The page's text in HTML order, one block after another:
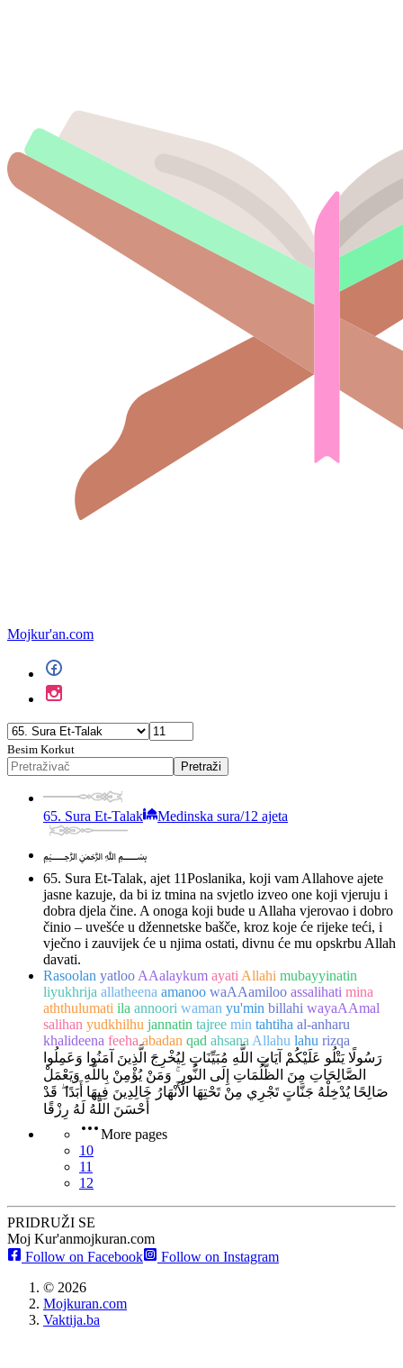
Mojkur'an.com
Besim Korkut
Pretraži
65. Sura Et-Talak Medinska sura/12 ajeta
﷽
65. Sura Et-Talak, ajet 11Poslanika, koji vam Allahove ajete
jasne kazuje, da bi iz tmina na svjetlo izveo one koji vjeruju i
dobra djela čine. A onoga koji bude u Allaha vjerovao i dobro
činio – uvešće u džennetske bašče, kroz koje će rijeke teći, i
vječno i zauvijek će u njima ostati, divnu će mu opskrbu Allah
davati.
Rasoolan yatloo AAalaykum ayati Allahi mubayyinatin
liyukhrija allatheena amanoo waAAamiloo assalihati mina
aththulumati ila annoori waman yu'min billahi wayaAAmal
salihan yudkhilhu jannatin tajree min tahtiha al-anharu
khalideena feeha abadan qad ahsana Allahu lahu rizqa
رَسُولًا يَتْلُو عَلَيْكُمْ آيَاتِ اللَّهِ مُبَيِّنَاتٍ لِيُخْرِجَ الَّذِينَ آمَنُوا وَعَمِلُوا
الصَّالِحَاتِ مِنَ الظُّلُمَاتِ إِلَى النُّورِ ۚ وَمَنْ يُؤْمِنْ بِاللَّهِ وَيَعْمَلْ
صَالِحًا يُدْخِلْهُ جَنَّاتٍ تَجْرِي مِنْ تَحْتِهَا الْأَنْهَارُ خَالِدِينَ فِيهَا أَبَدًا ۖ قَدْ
أَحْسَنَ اللَّهُ لَهُ رِزْقًا
More pages
10
11
12
PRIDRUŽI SE
Moj Kur'anmojkuran.com
Follow on Facebook
Follow on Instagram
© 2026
Mojkuran.com
Vaktija.ba